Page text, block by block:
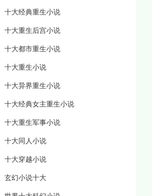
十大经典重生小说
十大重生后宫小说
十大都市重生小说
十大重生小说
十大异界重生小说
十大经典女主重生小说
十大重生军事小说
十大同人小说
十大穿越小说
玄幻小说十大